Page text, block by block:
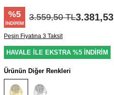
%5
İNDIRIM
3.559,50TL3.381,53
Peşin Fiyatına 3 Taksit
HAVALE İLE EKSTRA %5 İNDİRİM
Ürünün Diğer Renkleri